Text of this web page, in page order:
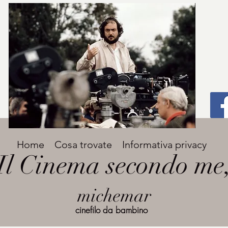
Titolo
grande
Avenir Light una delle font preferite dai
designer. Facile da leggere, viene
utilizzata per titoli e paragrafi.
Cinema secondo
michemar
Home Cosa trovate Informativa privacy
cinefilo da bambino